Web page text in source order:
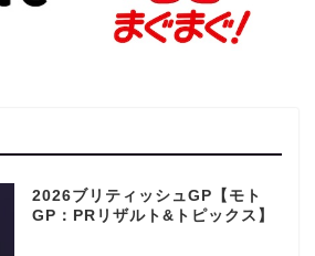
2026ブリティッシュGP【モト
GP：PRリザルト&トピックス】